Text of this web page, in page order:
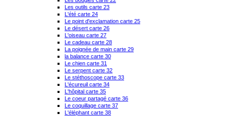
Les outils carte 23
L'été carte 24
Le point d'exclamation carte 25
Le désert carte 26
L'oiseau carte 27
Le cadeau carte 28
La poignée de main carte 29
la balance carte 30
Le chien carte 31
Le serpent carte 32
Le stéthoscope carte 33
L'écureuil carte 34
L'hôpital carte 35
Le coeur partagé carte 36
Le coquillage carte 37
L'éléphant carte 38